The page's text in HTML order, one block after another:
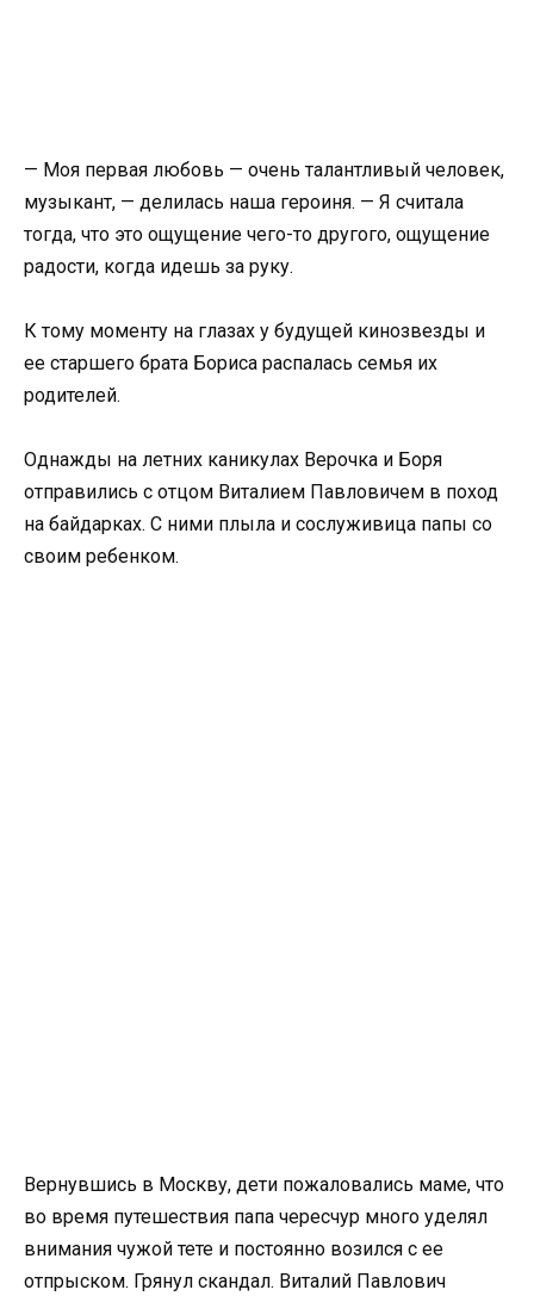
— Моя первая любовь — очень талантливый человек,
музыкант, — делилась наша героиня. — Я считала
тогда, что это ощущение чего-то другого, ощущение
радости, когда идешь за руку.
К тому моменту на глазах у будущей кинозвезды и
ее старшего брата Бориса распалась семья их
родителей.
Однажды на летних каникулах Верочка и Боря
отправились с отцом Виталием Павловичем в поход
на байдарках. С ними плыла и сослуживица папы со
своим ребенком.
Вернувшись в Москву, дети пожаловались маме, что
во время путешествия папа чересчур много уделял
внимания чужой тете и постоянно возился с ее
отпрыском. Грянул скандал. Виталий Павлович